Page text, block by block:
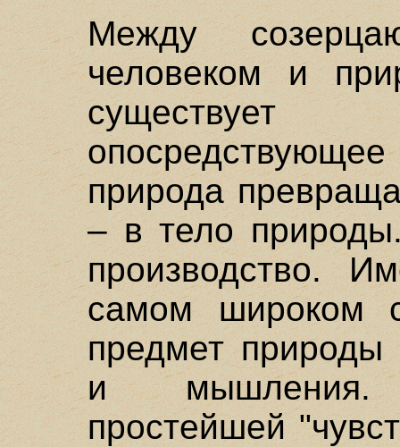
Между
человеком и
природа
– в тело
производство.
самом широком
предмет природы
и мышления.
простейшей